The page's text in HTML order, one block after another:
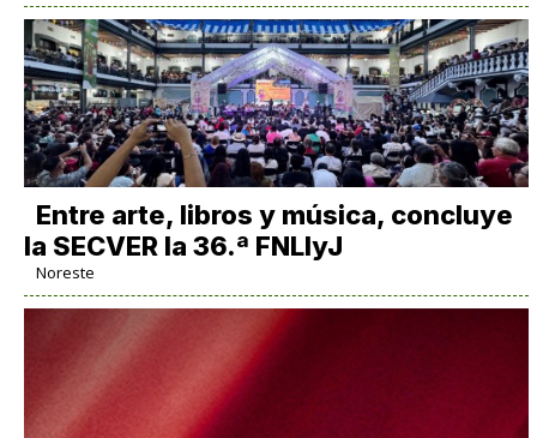
Entre arte, libros y música, concluye
la SECVER la 36.ª FNLIyJ
Noreste